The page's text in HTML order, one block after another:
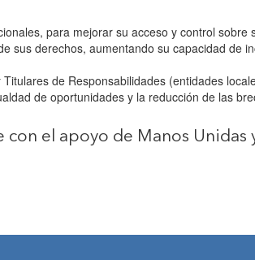
para mejorar su acceso y control sobre
sus derechos, aumentando su capacidad de
de Responsabilidades (entidades
de oportunidades y la reducción de las
el apoyo de Manos Unidas